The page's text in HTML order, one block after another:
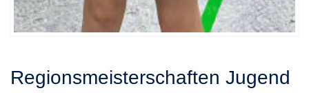
Regionsmeisterschaften Jugend